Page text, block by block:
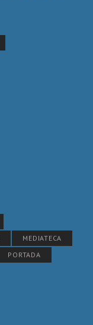
MEDIATECA
PORTADA